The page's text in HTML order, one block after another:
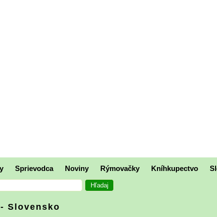
Sprievodca Noviny Rýmovačky Kníhkupectvo
Slovensko